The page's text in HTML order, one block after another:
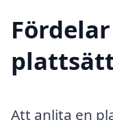
Att anlita en